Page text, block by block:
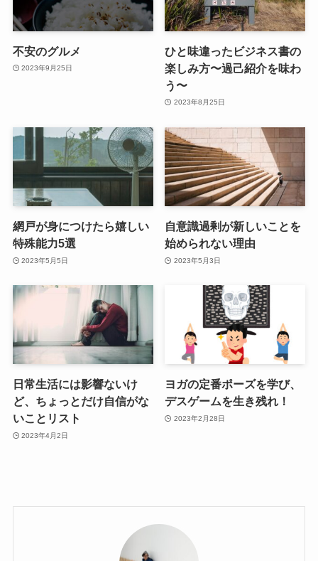
不安のグルメ
2023年9月25日
ひと味違ったビジネス書の
楽しみ方〜過己紹介を味わ
う〜
2023年8月25日
網戸が身につけたら嬉しい
特殊能力5選
2023年5月5日
自意識過剰が新しいことを
始められない理由
2023年5月3日
日常生活には影響ないけ
ど、ちょっとだけ自信がな
いことリスト
2023年4月2日
ヨガの定番ポーズを学び、
デスゲームを生き残れ！
2023年2月28日